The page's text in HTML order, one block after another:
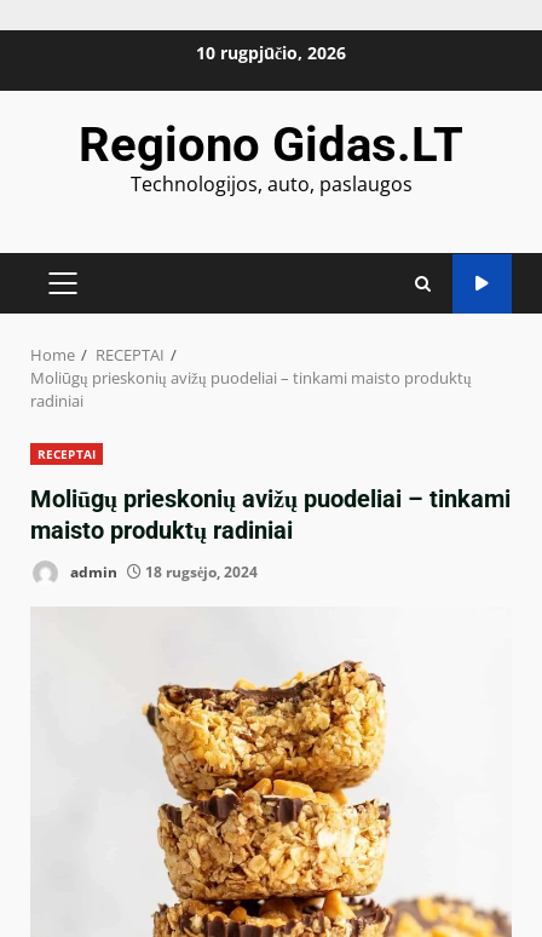
10 rugpjūčio, 2026
Regiono Gidas.LT
Technologijos, auto, paslaugos
PRIMARY
Home
RECEPTAI
Moliūgų prieskonių avižų puodeliai – tinkami maisto produktų
radiniai
RECEPTAI
Moliūgų prieskonių avižų puodeliai – tinkami
maisto produktų radiniai
admin 18 rugsėjo, 2024